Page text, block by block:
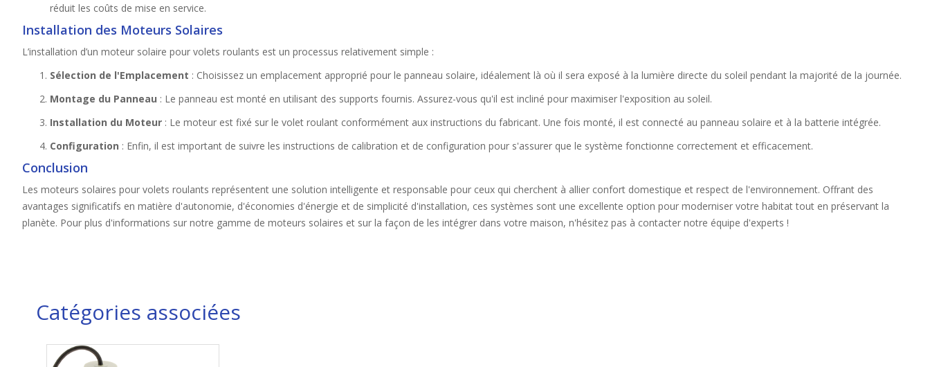
réduit les coûts de mise en service.
Installation des Moteurs Solaires
L’installation d’un moteur solaire pour volets roulants est un processus relativement simple :
Sélection de l'Emplacement : Choisissez un emplacement approprié pour le panneau solaire, idéalement là où il sera exposé à la lumière directe du soleil pendant la majorité de la journée.
Montage du Panneau : Le panneau est monté en utilisant des supports fournis. Assurez-vous qu'il est incliné pour maximiser l'exposition au soleil.
Installation du Moteur : Le moteur est fixé sur le volet roulant conformément aux instructions du fabricant. Une fois monté, il est connecté au panneau solaire et à la batterie intégrée.
Configuration : Enfin, il est important de suivre les instructions de calibration et de configuration pour s'assurer que le système fonctionne correctement et efficacement.
Conclusion
Les moteurs solaires pour volets roulants représentent une solution intelligente et responsable pour ceux qui cherchent à allier confort domestique et respect de l'environnement. Offrant des
avantages significatifs en matière d'autonomie, d'économies d'énergie et de simplicité d'installation, ces systèmes sont une excellente option pour moderniser votre habitat tout en préservant la
planète. Pour plus d'informations sur notre gamme de moteurs solaires et sur la façon de les intégrer dans votre maison, n'hésitez pas à contacter notre équipe d'experts !
Catégories associées